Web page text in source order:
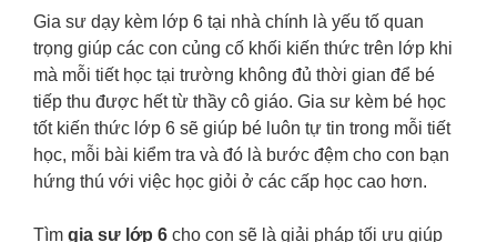
Gia sư dạy kèm lớp 6 tại nhà chính là yếu tố quan
trọng giúp các con củng cố khối kiến thức trên lớp khi
mà mỗi tiết học tại trường không đủ thời gian để bé
tiếp thu được hết từ thầy cô giáo. Gia sư kèm bé học
tốt kiến thức lớp 6 sẽ giúp bé luôn tự tin trong mỗi tiết
học, mỗi bài kiểm tra và đó là bước đệm cho con bạn
hứng thú với việc học giỏi ở các cấp học cao hơn.
Tìm gia sư lớp 6 cho con sẽ là giải pháp tối ưu giúp